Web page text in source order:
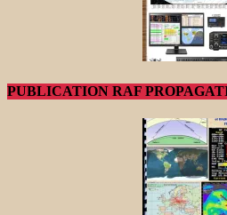
PUBLICATION RAF